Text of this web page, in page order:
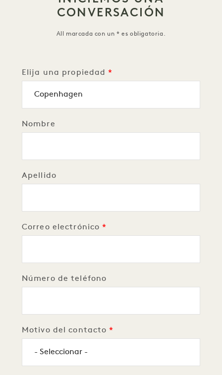
CONVERSACIÓN
All marcada con un * es obligatoria.
Elija una propiedad
Nombre
Apellido
Correo electrónico
Número de teléfono
Motivo del contacto